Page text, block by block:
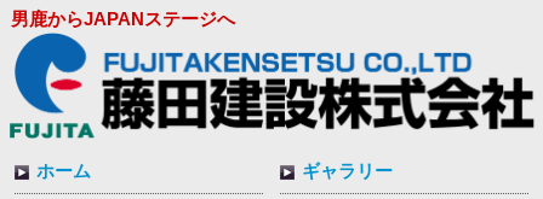
男鹿からJAPANステージへ
ホーム ギャラリー